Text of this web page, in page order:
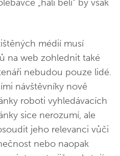
„halí belí“ by však
médií musí
na web zohlednit také
nebudou pouze lidé.
návštěvníky nově
roboti vyhledávacích
sice nerozumí, ale
jeho relevanci vůči
nebo naopak